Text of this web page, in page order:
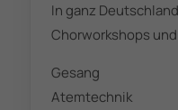
In ganz
Chorworkshops
Gesang
Atemtechnik